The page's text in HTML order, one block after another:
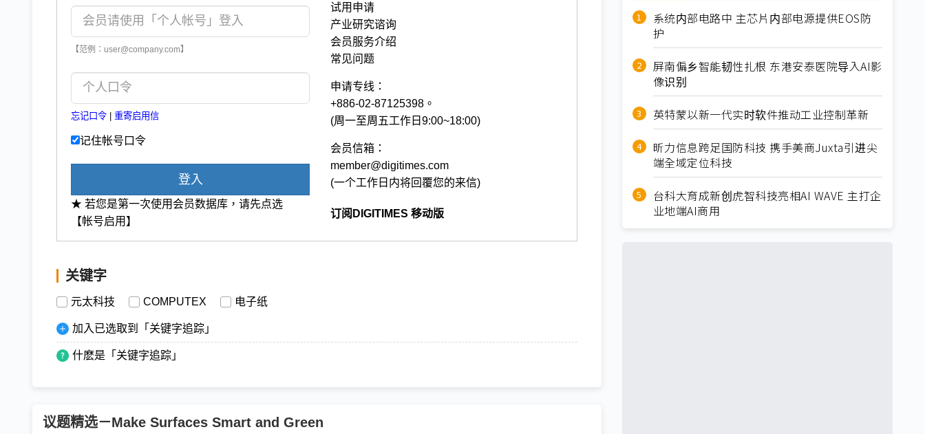
【范例：user@company.com】
忘记口令 重寄启用信
记住帐号口令
登入
★ 若您是第一次使用会员数据库，请先点选
【帐号启用】
试用申请
产业研究谘询
会员服务介绍
常见问题
申请专线：
+886-02-87125398。
(周一至周五工作日9:00~18:00)
会员信箱：
member@digitimes.com
(一个工作日内将回覆您的来信)
订阅DIGITIMES 移动版
关键字
元太科技 COMPUTEX 电子纸
加入已选取到「关键字追踪」
什麽是「关键字追踪」
议题精选－Make Surfaces Smart and Green
系统内部电路中 主芯片内部电源提供EOS防
护
屏南偏乡智能韧性扎根 东港安泰医院导入AI影
像识别
英特蒙以新一代实时软件推动工业控制革新
昕力信息跨足国防科技 携手美商Juxta引进尖
端全域定位科技
台科大育成新创虎智科技亮相AI WAVE 主打企
业地端AI商用